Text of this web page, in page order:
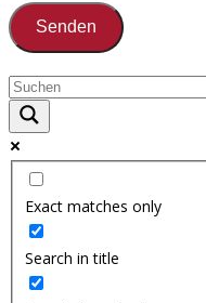
Exact matches only
Search in title